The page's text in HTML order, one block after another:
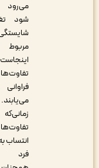
می‌رود حاصل
شود تغییر در
شایستگی‌های
مربوط است.
اینجاست که
تفاوت‌ها به
فراوانی ظهور
می‏‌یابند. تا
زمانی‌که این
تفاوت‌ها قابل
انتساب به کوشش
فرد باشد،